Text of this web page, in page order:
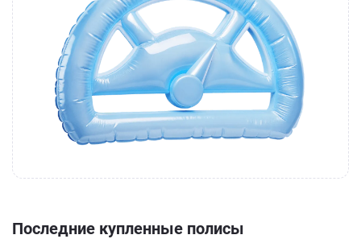
Последние купленные полисы